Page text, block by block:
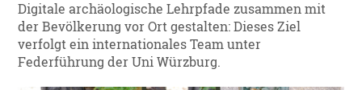
Digitale archäologische Lehrpfade zusammen mit
der Bevölkerung vor Ort gestalten: Dieses Ziel
verfolgt ein internationales Team unter
Federführung der Uni Würzburg.